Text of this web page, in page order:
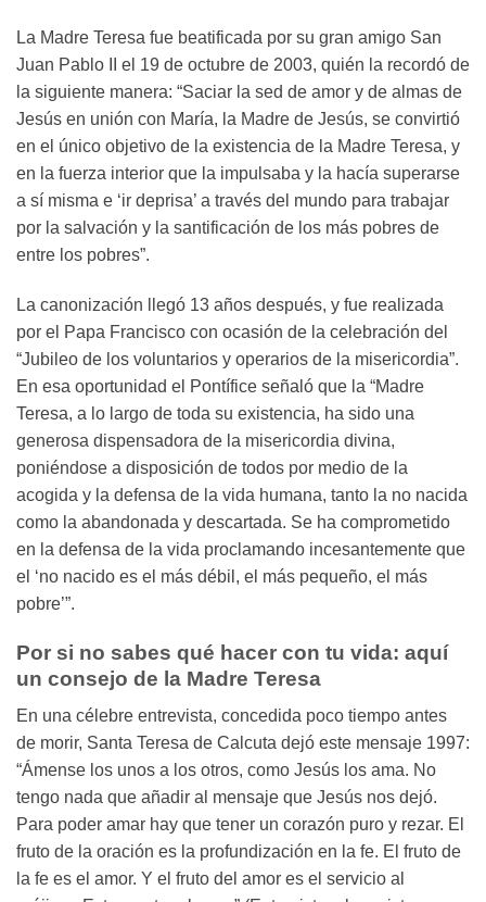
La Madre Teresa fue beatificada por su gran amigo San
Juan Pablo II el 19 de octubre de 2003, quién la recordó de
la siguiente manera: “Saciar la sed de amor y de almas de
Jesús en unión con María, la Madre de Jesús, se convirtió
en el único objetivo de la existencia de la Madre Teresa, y
en la fuerza interior que la impulsaba y la hacía superarse
a sí misma e ‘ir deprisa’ a través del mundo para trabajar
por la salvación y la santificación de los más pobres de
entre los pobres”.
La canonización llegó 13 años después, y fue realizada
por el Papa Francisco con ocasión de la celebración del
“Jubileo de los voluntarios y operarios de la misericordia”.
En esa oportunidad el Pontífice señaló que la “Madre
Teresa, a lo largo de toda su existencia, ha sido una
generosa dispensadora de la misericordia divina,
poniéndose a disposición de todos por medio de la
acogida y la defensa de la vida humana, tanto la no nacida
como la abandonada y descartada. Se ha comprometido
en la defensa de la vida proclamando incesantemente que
el ‘no nacido es el más débil, el más pequeño, el más
pobre’”.
Por si no sabes qué hacer con tu vida: aquí
un consejo de la Madre Teresa
En una célebre entrevista, concedida poco tiempo antes
de morir, Santa Teresa de Calcuta dejó este mensaje 1997:
“Ámense los unos a los otros, como Jesús los ama. No
tengo nada que añadir al mensaje que Jesús nos dejó.
Para poder amar hay que tener un corazón puro y rezar. El
fruto de la oración es la profundización en la fe. El fruto de
la fe es el amor. Y el fruto del amor es el servicio al